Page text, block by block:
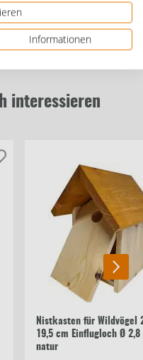
interessieren
Nistkasten für Wildvögel
19,5 cm Einflugloch Ø 2,8
natur
Informationen